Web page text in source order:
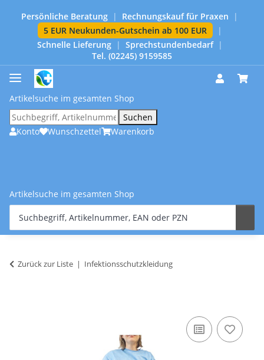
Persönliche Beratung | Rechnungskauf für Praxen
|
5 EUR Neukunden-Gutschein ab 100 EUR
|
Schnelle Lieferung
| Sprechstundenbedarf
|
Tel. (02245) 9159585
Artikelsuche im gesamten Shop
Suchen
Konto
Wunschzettel Warenkorb
Artikelsuche im gesamten Shop
Zurück zur Liste Infektionsschutzkleidung